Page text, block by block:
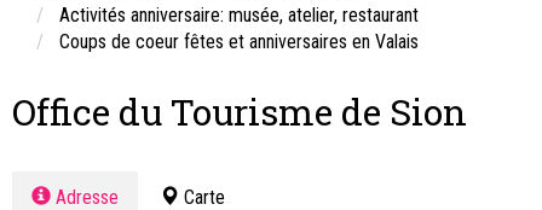
Activités anniversaire: musée, atelier, restaurant
Coups de coeur fêtes et anniversaires en Valais
Office du Tourisme de Sion
Adresse Carte